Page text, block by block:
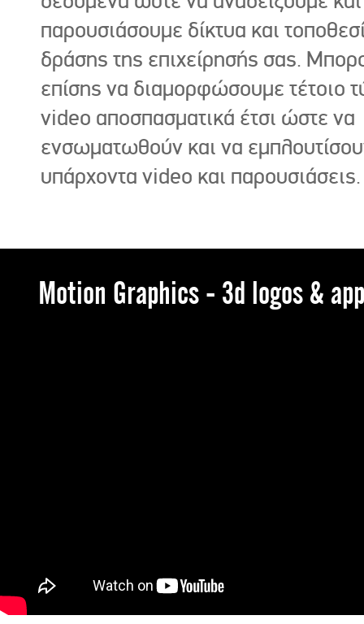
παρουσιάσουμε δίκτυα και
δράσης της επιχείρησής σας.
επίσης να διαμορφώσουμε τέτοιο
video αποσπασματικά έτσι ώστε να
ενσωματωθούν και να
υπάρχοντα video και παρουσιάσεις.
Motion Graphics - 3d logos &